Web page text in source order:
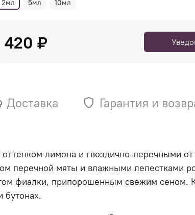
2мл 5мл 10мл
420 ₽
Доставка Гарантия и
лимона и гвоздично-перечными
перечной мяты и влажными лепестками
фиалки, припорошенным свежим сеном.
бутонах.